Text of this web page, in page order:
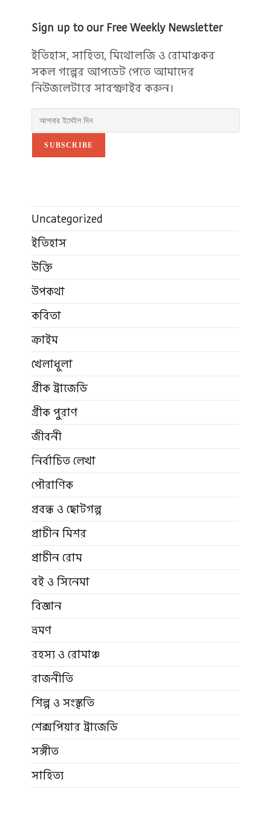
Sign up to our Free Weekly Newsletter
ইতিহাস, সাহিত্য, মিথোলজি ও রোমাঞ্চকর
সকল গল্পের আপডেট পেতে আমাদের
নিউজলেটারে সাবস্ক্রাইব করুন।
SUBSCRIBE
Uncategorized
ইতিহাস
উক্তি
উপকথা
কবিতা
ক্রাইম
খেলাধুলা
গ্রীক ট্রাজেডি
গ্রীক পুরাণ
জীবনী
নির্বাচিত লেখা
পৌরাণিক
প্রবন্ধ ও ছোটগল্প
প্রাচীন মিশর
প্রাচীন রোম
বই ও সিনেমা
বিজ্ঞান
ভ্রমণ
রহস্য ও রোমাঞ্চ
রাজনীতি
শিল্প ও সংস্কৃতি
শেক্সপিয়ার ট্রাজেডি
সঙ্গীত
সাহিত্য